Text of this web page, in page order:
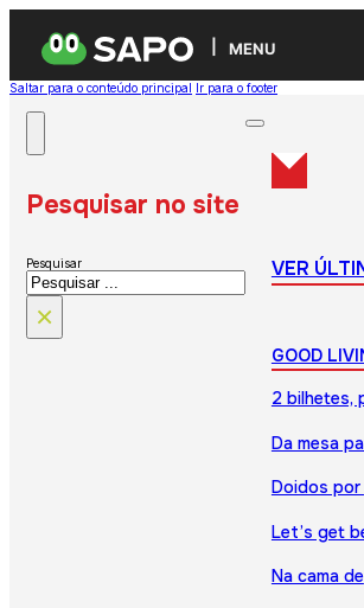
MENU
Saltar para o conteúdo principal Ir para o footer
Pesquisar no site
Pesquisar
×
VER
GOOD
2 bilhetes,
Da mesa
Doidos
Let’s get
Na cama de